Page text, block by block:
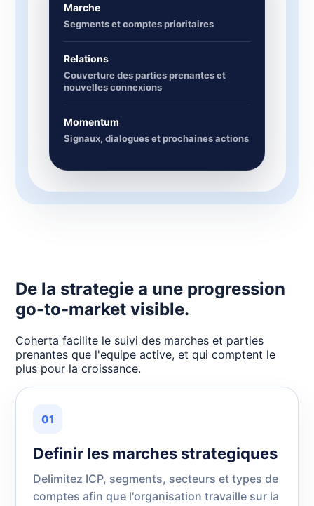
Marche
Segments et comptes prioritaires
Relations
Couverture des parties prenantes et
nouvelles connexions
Momentum
Signaux, dialogues et prochaines actions
De la strategie a une progression
go-to-market visible.
Coherta facilite le suivi des marches et parties
prenantes que l'equipe active, et qui comptent le
plus pour la croissance.
01
Definir les marches strategiques
Delimitez ICP, segments, secteurs et types de
comptes afin que l'organisation travaille sur la